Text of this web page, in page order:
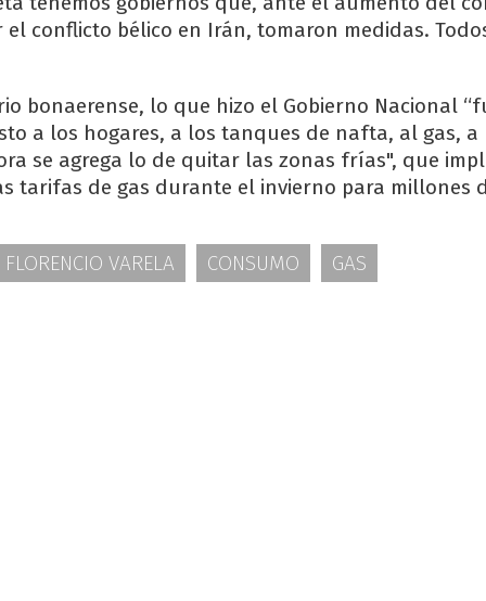
conflicto bélico en Irán, tomaron medidas.
bonaerense, lo que hizo el Gobierno Nacional
a los hogares, a los tanques de nafta, al gas, a
se agrega lo de quitar las zonas frías", que
tarifas de gas durante el invierno para millones
FLORENCIO VARELA CONSUMO GAS